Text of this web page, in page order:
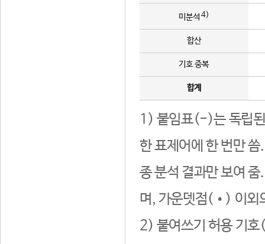
미분석 4)
합산
기호 중복
합계
1) 붙임표(-)는 독립된
한 표제어에 한 번만
종 분석 결과만 보여
며, 가운뎃점(•) 이외
2) 붙여쓰기 허용 기호